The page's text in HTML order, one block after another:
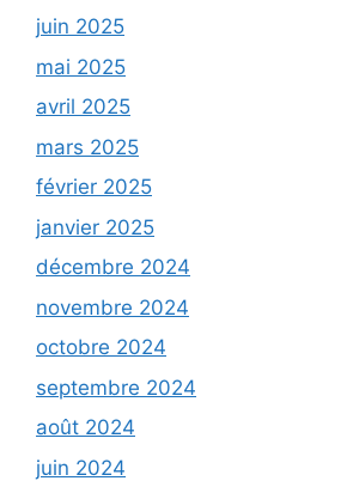
juin 2025
mai 2025
avril 2025
mars 2025
février 2025
janvier 2025
décembre 2024
novembre 2024
octobre 2024
septembre 2024
août 2024
juin 2024